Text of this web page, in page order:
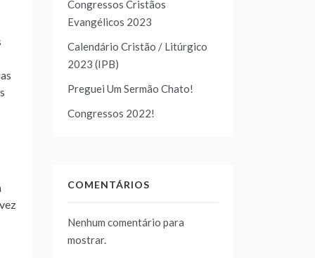
Congressos Cristãos
Evangélicos 2023
Calendário Cristão / Litúrgico
2023 (IPB)
Preguei Um Sermão Chato!
Congressos 2022!
COMENTÁRIOS
Nenhum comentário para
mostrar.